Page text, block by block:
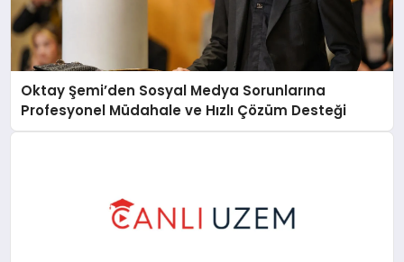
Oktay Şemi’den Sosyal Medya Sorunlarına
Profesyonel Müdahale ve Hızlı Çözüm Desteği